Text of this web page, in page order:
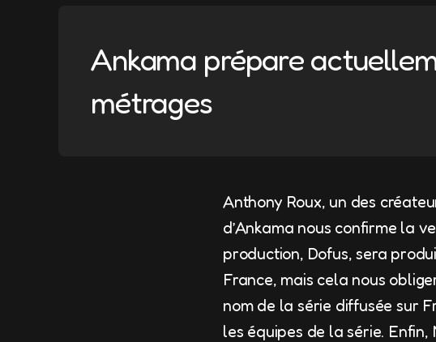
Ankama prépare
métrages
Anthony Roux, un des
d’Ankama nous confirme la
production, Dofus, sera
France, mais cela nous
nom de la série diffusée sur
les équipes de la série.